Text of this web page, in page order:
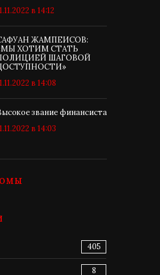
в 14:12
ЖАМПЕИСОВ:
ХОТИМ СТАТЬ
ШАГОВОЙ
в 14:08
звание финансиста
в 14:03
405
8